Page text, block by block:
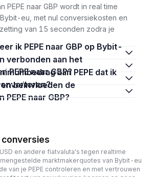
PEPE naar GBP wordt in real time
eu, met nul conversiekosten en
van 15 seconden zodra je
PEPE naar GBP?
naar GBP?
conversies
en andere fiatvaluta's tegen realtime
marktmakerquotes van Bybit-eu
van je PEPE controleren en met vertrouwen